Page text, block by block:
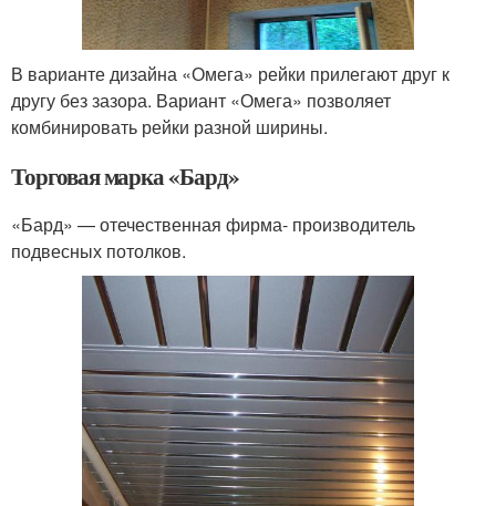
В варианте дизайна «Омега» рейки прилегают друг к
другу без зазора. Вариант «Омега» позволяет
комбинировать рейки разной ширины.
Торговая марка «Бард»
«Бард» — отечественная фирма- производитель
подвесных потолков.